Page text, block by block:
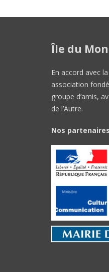
Île du
En accord avec
association
groupe d’amis,
de l’Autre.
Nos partenaires